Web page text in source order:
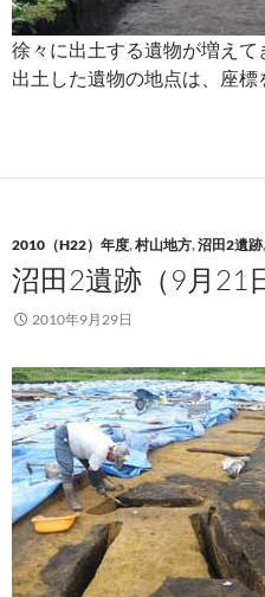
徐々に出土する遺物が増えて
出土した遺物の地点は、座標
2010（H22）年度,村山地方,沼田2遺跡,
沼田2遺跡（9月21
2010年9月29日